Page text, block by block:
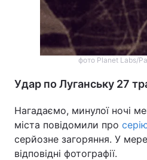
фото Planet Labs/
Удар по Луганську 27
Нагадаємо, минулої ночі
міста повідомили про
серйозне загоряння. У
відповідні фотографії.